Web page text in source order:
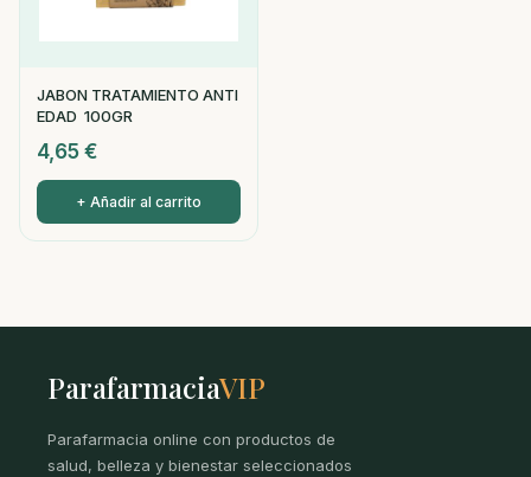
JABON TRATAMIENTO ANTI
EDAD 100GR
4,65 €
+ Añadir al carrito
ParafarmaciaVIP
Parafarmacia online con productos de
salud, belleza y bienestar seleccionados